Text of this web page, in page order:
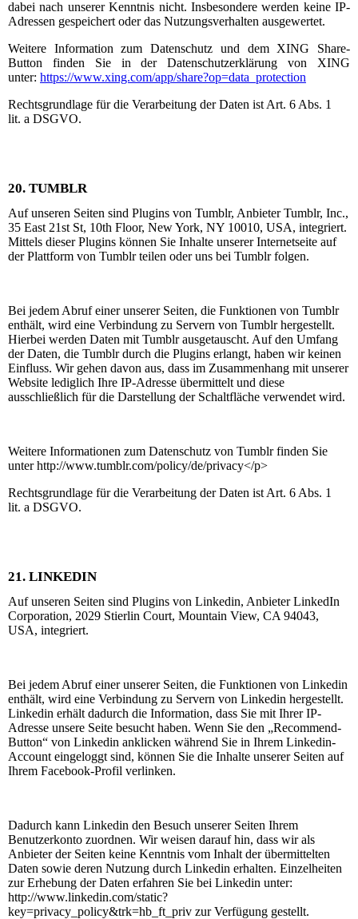
dabei nach unserer Kenntnis nicht. Insbesondere werden keine IP-
Adressen gespeichert oder das Nutzungsverhalten ausgewertet.
Weitere Information zum Datenschutz und dem XING Share-
Button finden Sie in der Datenschutzerklärung von XING
unter: https://www.xing.com/app/share?op=data_protection
Rechtsgrundlage für die Verarbeitung der Daten ist Art. 6 Abs. 1
lit. a DSGVO.
20. TUMBLR
Auf unseren Seiten sind Plugins von Tumblr, Anbieter Tumblr, Inc.,
35 East 21st St, 10th Floor, New York, NY 10010, USA, integriert.
Mittels dieser Plugins können Sie Inhalte unserer Internetseite auf
der Plattform von Tumblr teilen oder uns bei Tumblr folgen.
Bei jedem Abruf einer unserer Seiten, die Funktionen von Tumblr
enthält, wird eine Verbindung zu Servern von Tumblr hergestellt.
Hierbei werden Daten mit Tumblr ausgetauscht. Auf den Umfang
der Daten, die Tumblr durch die Plugins erlangt, haben wir keinen
Einfluss. Wir gehen davon aus, dass im Zusammenhang mit unserer
Website lediglich Ihre IP-Adresse übermittelt und diese
ausschließlich für die Darstellung der Schaltfläche verwendet wird.
Weitere Informationen zum Datenschutz von Tumblr finden Sie
unter http://www.tumblr.com/policy/de/privacy</p>
Rechtsgrundlage für die Verarbeitung der Daten ist Art. 6 Abs. 1
lit. a DSGVO.
21. LINKEDIN
Auf unseren Seiten sind Plugins von Linkedin, Anbieter LinkedIn
Corporation, 2029 Stierlin Court, Mountain View, CA 94043,
USA, integriert.
Bei jedem Abruf einer unserer Seiten, die Funktionen von Linkedin
enthält, wird eine Verbindung zu Servern von Linkedin hergestellt.
Linkedin erhält dadurch die Information, dass Sie mit Ihrer IP-
Adresse unsere Seite besucht haben. Wenn Sie den „Recommend-
Button“ von Linkedin anklicken während Sie in Ihrem Linkedin-
Account eingeloggt sind, können Sie die Inhalte unserer Seiten auf
Ihrem Facebook-Profil verlinken.
Dadurch kann Linkedin den Besuch unserer Seiten Ihrem
Benutzerkonto zuordnen. Wir weisen darauf hin, dass wir als
Anbieter der Seiten keine Kenntnis vom Inhalt der übermittelten
Daten sowie deren Nutzung durch Linkedin erhalten. Einzelheiten
zur Erhebung der Daten erfahren Sie bei Linkedin unter:
http://www.linkedin.com/static?
key=privacy_policy&trk=hb_ft_priv zur Verfügung gestellt.